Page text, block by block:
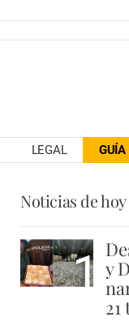
LEGAL
Noticias de hoy
1 y